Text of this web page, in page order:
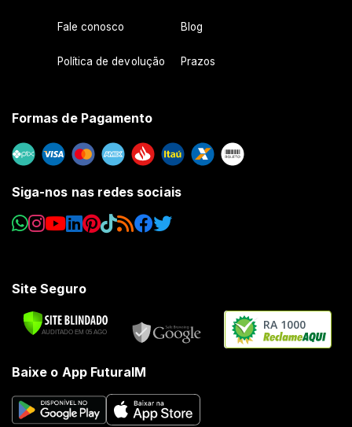
Fale conosco Blog
Política de devolução Prazos
Formas de Pagamento
Siga-nos nas redes sociais
Site Seguro
RA 1000
Baixe o App FuturaIM